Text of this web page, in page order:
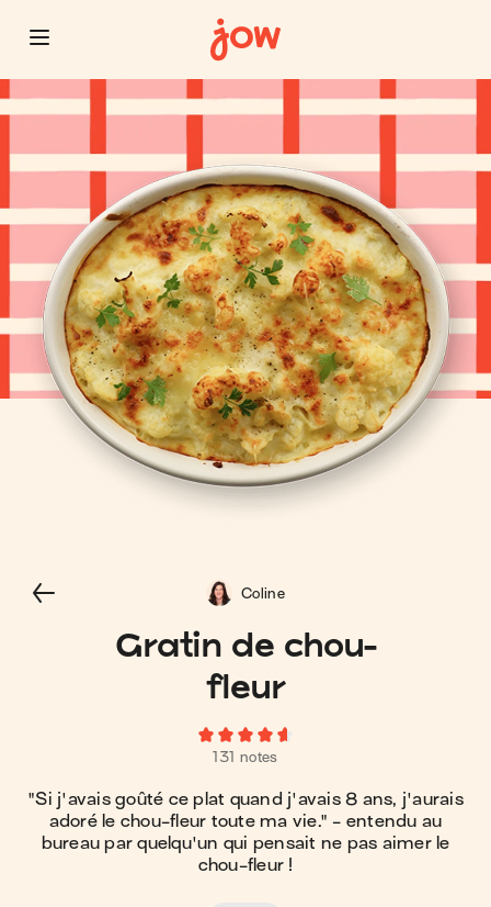
Gratin de chou-
fleur
131 notes
"Si j'avais goûté ce plat quand j'avais 8 ans, j'aurais
adoré le chou-fleur toute ma vie." - entendu au
bureau par quelqu'un qui pensait ne pas aimer le
chou-fleur !
Coline